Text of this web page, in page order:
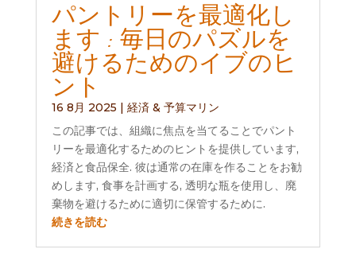
パントリーを最適化し
ます : 毎日のパズルを
避けるためのイブのヒ
ント
16 8月 2025 | 経済 & 予算マリン
この記事では、組織に焦点を当てることでパント
リーを最適化するためのヒントを提供しています,
経済と食品保全. 彼は通常の在庫を作ることをお勧
めします, 食事を計画する, 透明な瓶を使用し、廃
棄物を避けるために適切に保管するために.
続きを読む